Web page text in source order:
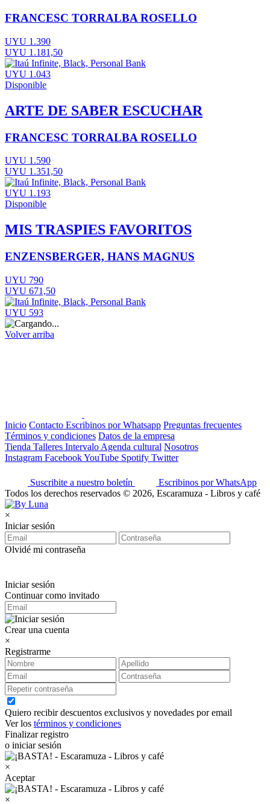
FRANCESC TORRALBA ROSELLO
UYU 1.390
UYU 1.181,50
UYU 1.043
Disponible
ARTE DE SABER ESCUCHAR
FRANCESC TORRALBA ROSELLO
UYU 1.590
UYU 1.351,50
UYU 1.193
Disponible
MIS TRASPIES FAVORITOS
ENZENSBERGER, HANS MAGNUS
UYU 790
UYU 671,50
UYU 593
Volver arriba
Inicio Contacto Escribinos por Whatsapp Preguntas frecuentes
Términos y condiciones Datos de la empresa
Tienda Talleres Intervalo Agenda cultural Nosotros
Instagram FacebookYouTube Spotify Twitter
Suscribite a nuestro boletín
Escribinos por WhatsApp
Todos los derechos reservados © 2026, Escaramuza - Libros y café
×
Iniciar sesión
Olvidé mi contraseña
Iniciar sesión
Continuar como invitado
Crear una cuenta
×
Registrarme
Quiero recibir descuentos exclusivos y novedades por email
Ver los términos y condiciones
Finalizar registro
o iniciar sesión
×
Aceptar
×